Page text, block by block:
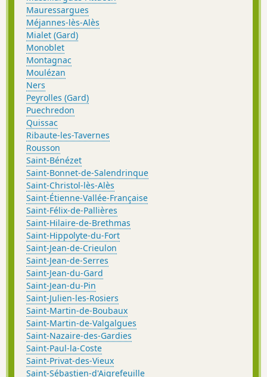
Mauressargues
Méjannes-lès-Alès
Mialet (Gard)
Monoblet
Montagnac
Moulézan
Ners
Peyrolles (Gard)
Puechredon
Quissac
Ribaute-les-Tavernes
Rousson
Saint-Bénézet
Saint-Bonnet-de-Salendrinque
Saint-Christol-lès-Alès
Saint-Étienne-Vallée-Française
Saint-Félix-de-Pallières
Saint-Hilaire-de-Brethmas
Saint-Hippolyte-du-Fort
Saint-Jean-de-Crieulon
Saint-Jean-de-Serres
Saint-Jean-du-Gard
Saint-Jean-du-Pin
Saint-Julien-les-Rosiers
Saint-Martin-de-Boubaux
Saint-Martin-de-Valgalgues
Saint-Nazaire-des-Gardies
Saint-Paul-la-Coste
Saint-Privat-des-Vieux
Saint-Sébastien-d'Aigrefeuille